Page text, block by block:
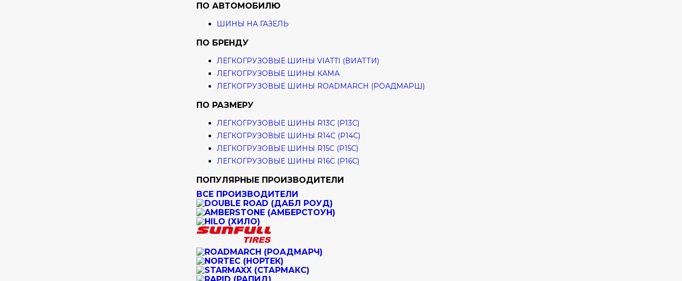
ПО АВТОМОБИЛЮ
ШИНЫ НА ГАЗЕЛЬ
ПО БРЕНДУ
ЛЕГКОГРУЗОВЫЕ ШИНЫ VIATTI (ВИАТТИ)
ЛЕГКОГРУЗОВЫЕ ШИНЫ КАМА
ЛЕГКОГРУЗОВЫЕ ШИНЫ ROADMARCH (РОАДМАРШ)
ПО РАЗМЕРУ
ЛЕГКОГРУЗОВЫЕ ШИНЫ R13C (Р13С)
ЛЕГКОГРУЗОВЫЕ ШИНЫ R14C (Р14С)
ЛЕГКОГРУЗОВЫЕ ШИНЫ R15C (Р15С)
ЛЕГКОГРУЗОВЫЕ ШИНЫ R16C (Р16С)
ПОПУЛЯРНЫЕ ПРОИЗВОДИТЕЛИ
ВСЕ ПРОИЗВОДИТЕЛИ